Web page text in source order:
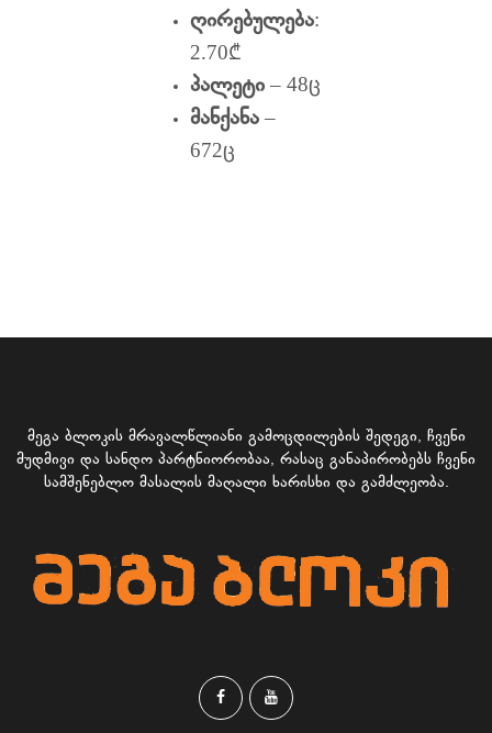
ღირებულება:
2.70₾
პალეტი– 48ც
მანქანა–
672ც
მეგა ბლოკის მრავალწლიანი გამოცდილების შედეგი, ჩვენი
მუდმივი და სანდო პარტნიორობაა, რასაც განაპირობებს ჩვენი
სამშენებლო მასალის მაღალი ხარისხი და გამძლეობა.